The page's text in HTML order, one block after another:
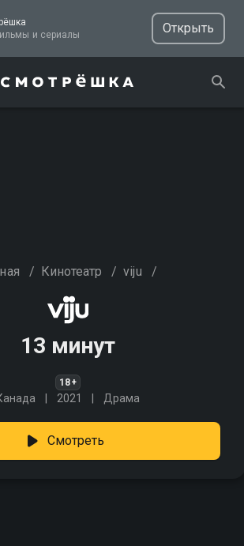
ТВ, фильмы и сериалы
Открыть
/ Кинотеатр / viju /
13 минут
18+
2021 Драма
Смотреть